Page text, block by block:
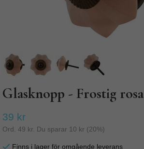
Glasknopp - Frostig rosa
39 kr
Ord. 49 kr . Du sparar 10 kr (20%)
Finns i lager för omgående leverans